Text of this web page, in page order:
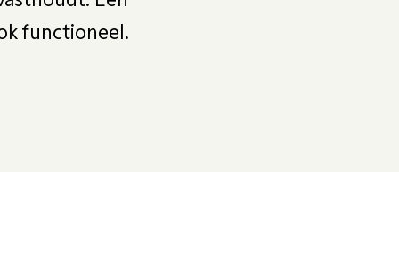
functioneel.